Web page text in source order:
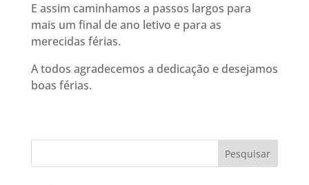
E assim caminhamos a passos largos para
mais um final de ano letivo e para as
merecidas férias.
A todos agradecemos a dedicação e desejamos
boas férias.